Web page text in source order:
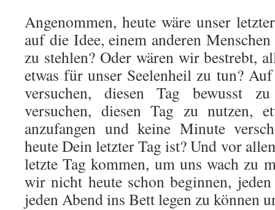
Angenommen, heute wäre unser
auf die Idee, einem anderen
zu stehlen? Oder wären wir bestrebt,
etwas für unser Seelenheil zu tun?
versuchen, diesen Tag bewusst
versuchen, diesen Tag zu nutzen,
anzufangen und keine Minute
heute Dein letzter Tag ist? Und vor
letzte Tag kommen, um uns wach zu
wir nicht heute schon beginnen,
jeden Abend ins Bett legen zu können